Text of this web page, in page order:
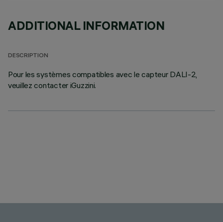
ADDITIONAL INFORMATION
DESCRIPTION
Pour les systèmes compatibles avec le capteur DALI-2,
veuillez contacter iGuzzini.